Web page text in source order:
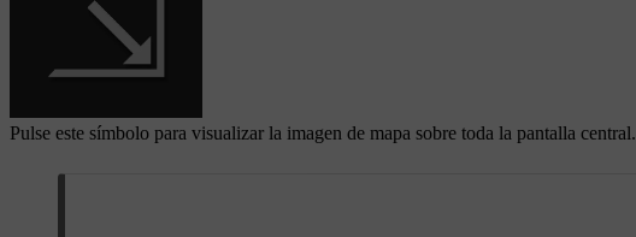
Pulse este símbolo para visualizar la imagen de mapa sobre toda la pantalla central.